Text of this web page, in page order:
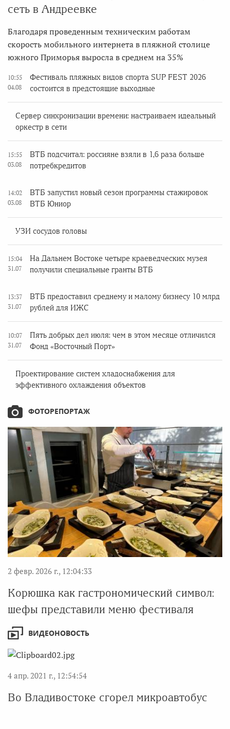
сеть в Андреевке
Благодаря проведенным техническим работам
скорость мобильного интернета в пляжной столице
южного Приморья выросла в среднем на 35%
10:55
04.08
Фестиваль пляжных видов спорта SUP FEST 2026
состоится в предстоящие выходные
Сервер синхронизации времени: настраиваем идеальный
оркестр в сети
15:55
03.08
ВТБ подсчитал: россияне взяли в 1,6 раза больше
потребкредитов
14:02
03.08
ВТБ запустил новый сезон программы стажировок
ВТБ Юниор
УЗИ сосудов головы
15:04
31.07
На Дальнем Востоке четыре краеведческих музея
получили специальные гранты ВТБ
13:37
31.07
ВТБ предоставил среднему и малому бизнесу 10 млрд
рублей для ИЖС
10:07
31.07
Пять добрых дел июля: чем в этом месяце отличился
Фонд «Восточный Порт»
Проектирование систем хладоснабжения для
эффективного охлаждения объектов
ФОТОРЕПОРТАЖ
2 февр. 2026 г., 12:04:33
Корюшка как гастрономический символ:
шефы представили меню фестиваля
ВИДЕОНОВОСТЬ
4 апр. 2021 г., 12:54:54
Во Владивостоке сгорел микроавтобус